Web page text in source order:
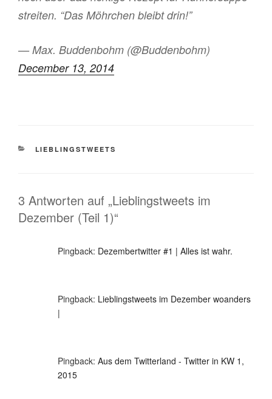
streiten. “Das Möhrchen bleibt drin!”
— Max. Buddenbohm (@Buddenbohm)
December 13, 2014
KATEGORIEN
LIEBLINGSTWEETS
3 Antworten auf „Lieblingstweets im
Dezember (Teil 1)“
Pingback: Dezembertwitter #1 | Alles ist wahr.
Pingback: Lieblingstweets im Dezember woanders
|
Pingback: Aus dem Twitterland - Twitter in KW 1,
2015